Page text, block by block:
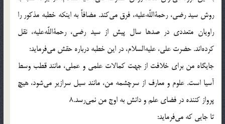
روش سيد رضى، رحمةاللَّه‌عليه، فرق مى‌كند. مضافاً به اينكه خطبه مذكور را
راويان متعددى در صدها سال پيش از سيد رضى، رحمةاللَّه‌عليه، نقل
كرده‌اند. حضرت على، عليه‌السلام، در اين خطبه درباره حقش مى‌فرمايد:
جايگاه من براى خلافت از جهت كمالات علمى و عملى، مانند قطب وسط
آسيا است. علوم و معارف از سرچشمه من، مانند سيل سرازير مى‌شود، هيچ
پرواز كننده در فضاى علم و دانش به اوج من نمى‌رسد.8
تا جايى كه مى‌فرمايد: